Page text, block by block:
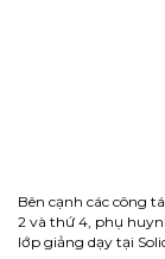
Bên cạnh các công
2 và thứ 4, phụ
lớp giảng dạy tại